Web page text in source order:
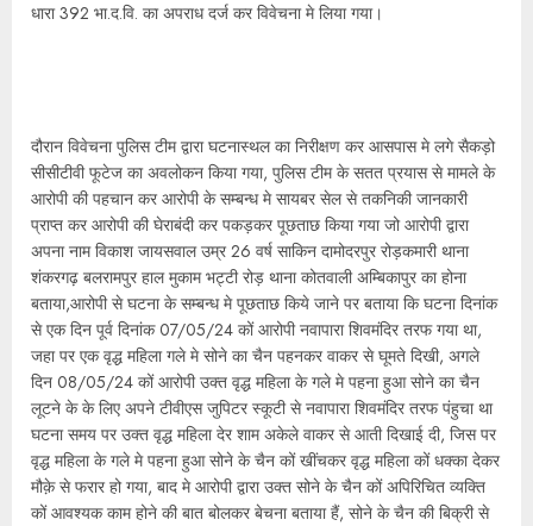
धारा 392 भा.द.वि. का अपराध दर्ज कर विवेचना मे लिया गया।
दौरान विवेचना पुलिस टीम द्वारा घटनास्थल का निरीक्षण कर आसपास मे लगे सैकड़ो
सीसीटीवी फूटेज का अवलोकन किया गया, पुलिस टीम के सतत प्रयास से मामले के
आरोपी की पहचान कर आरोपी के सम्बन्ध मे सायबर सेल से तकनिकी जानकारी
प्राप्त कर आरोपी की घेराबंदी कर पकड़कर पूछताछ किया गया जो आरोपी द्वारा
अपना नाम विकाश जायसवाल उम्र 26 वर्ष साकिन दामोदरपुर रोड़कमारी थाना
शंकरगढ़ बलरामपुर हाल मुकाम भट्टी रोड़ थाना कोतवाली अम्बिकापुर का होना
बताया,आरोपी से घटना के सम्बन्ध मे पूछताछ किये जाने पर बताया कि घटना दिनांक
से एक दिन पूर्व दिनांक 07/05/24 कों आरोपी नवापारा शिवमंदिर तरफ गया था,
जहा पर एक वृद्ध महिला गले मे सोने का चैन पहनकर वाकर से घूमते दिखी, अगले
दिन 08/05/24 कों आरोपी उक्त वृद्ध महिला के गले मे पहना हुआ सोने का चैन
लूटने के के लिए अपने टीवीएस जुपिटर स्कूटी से नवापारा शिवमंदिर तरफ पंहुचा था
घटना समय पर उक्त वृद्ध महिला देर शाम अकेले वाकर से आती दिखाई दी, जिस पर
वृद्ध महिला के गले मे पहना हुआ सोने के चैन कों खींचकर वृद्ध महिला कों धक्का देकर
मौक़े से फरार हो गया, बाद मे आरोपी द्वारा उक्त सोने के चैन कों अपिरिचित व्यक्ति
कों आवश्यक काम होने की बात बोलकर बेचना बताया हैं, सोने के चैन की बिक्री से